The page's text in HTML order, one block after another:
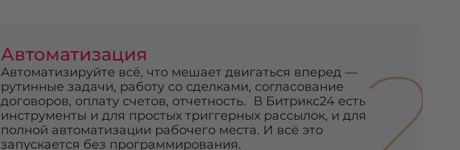
Автоматизация
Автоматизируйте всё, что мешает двигаться вперед —
рутинные задачи, работу со сделками, согласование
договоров, оплату счетов, отчетность. В Битрикс24 есть
инструменты и для простых триггерных рассылок, и для
полной автоматизации рабочего места. И всё это
запускается без программирования.
2